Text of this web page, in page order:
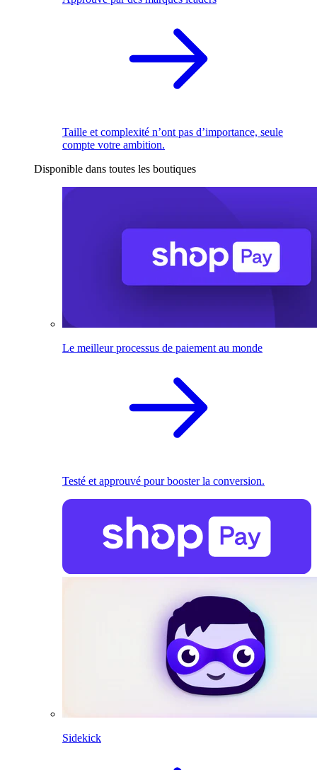
Taille et complexité n’ont pas d’importance, seule
compte votre ambition.
Disponible dans toutes les boutiques
Le meilleur processus de paiement au monde
Testé et approuvé pour booster la conversion.
Sidekick